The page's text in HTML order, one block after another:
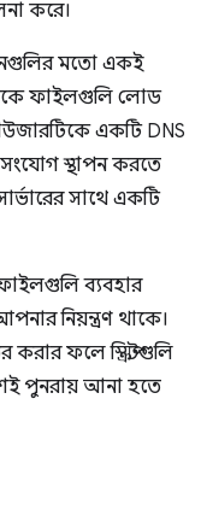
করে।
মতো একই
ফাইলগুলি লোড
একটি DNS
স্থাপন করতে
সাথে একটি
ব্যবহার
নিয়ন্ত্রণ থাকে।
ফলে স্ক্রিপ্টগুলি
পুনরায় আনা হতে